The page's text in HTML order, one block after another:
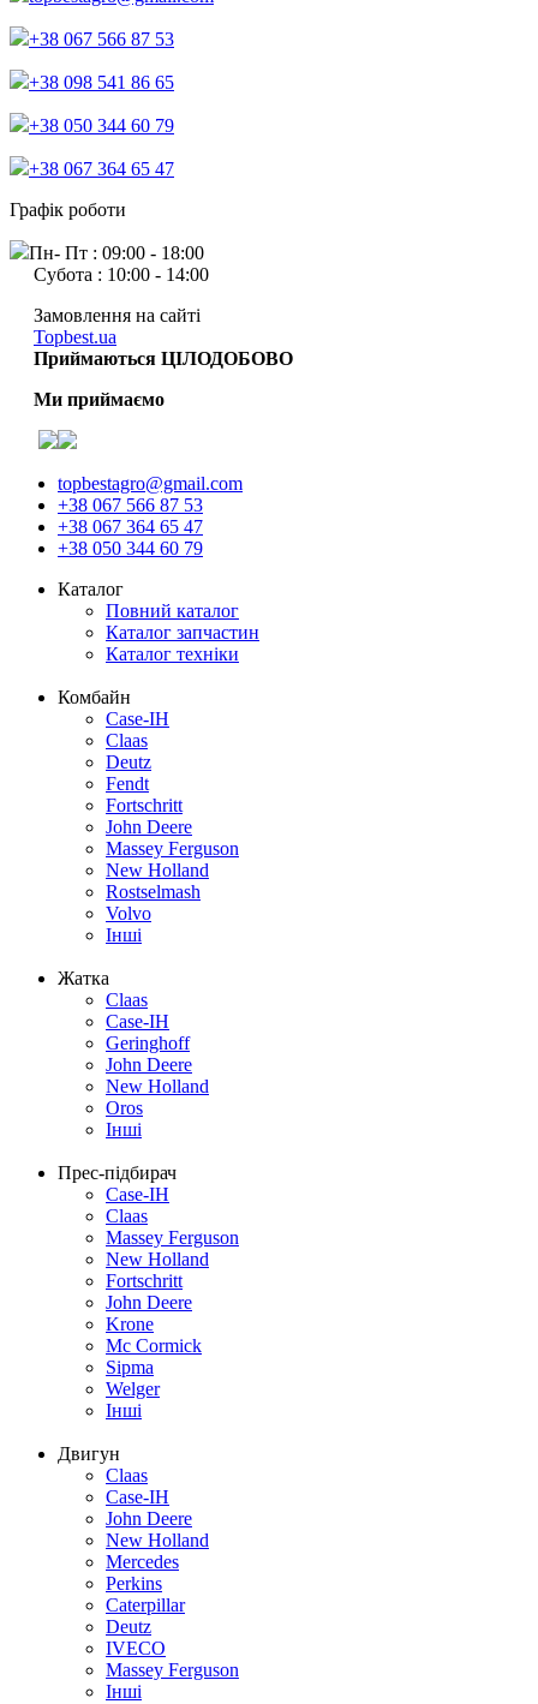
+38 067 566 87 53
+38 098 541 86 65
+38 050 344 60 79
+38 067 364 65 47
Графік роботи
Пн- Пт : 09:00 - 18:00
Субота : 10:00 - 14:00
Замовлення на сайті
Topbest.ua
Приймаються ЦІЛОДОБОВО
Ми приймаємо
topbestagro@gmail.com
+38 067 566 87 53
+38 067 364 65 47
+38 050 344 60 79
Каталог
Повний каталог
Каталог запчастин
Каталог техніки
Комбайн
Case-IH
Claas
Deutz
Fendt
Fortschritt
John Deere
Massey Ferguson
New Holland
Rostselmash
Volvo
Інші
Жатка
Claas
Case-IH
Geringhoff
John Deere
New Holland
Oros
Інші
Прес-підбирач
Case-IH
Claas
Massey Ferguson
New Holland
Fortschritt
John Deere
Krone
Mc Cormick
Sipma
Welger
Інші
Двигун
Claas
Case-IH
John Deere
New Holland
Mercedes
Perkins
Caterpillar
Deutz
IVECO
Massey Ferguson
Інші